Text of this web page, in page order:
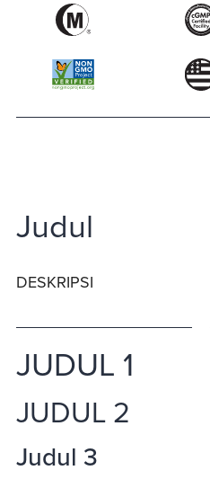
Judul
DESKRIPSI
JUDUL 1
JUDUL 2
Judul 3